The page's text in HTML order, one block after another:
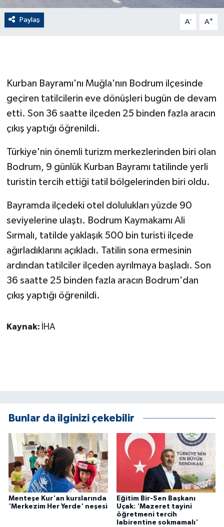
Paylaş A- A+
Kurban Bayramı'nı Muğla'nın Bodrum ilçesinde
geçiren tatilcilerin eve dönüşleri bugün de devam
etti. Son 36 saatte ilçeden 25 binden fazla aracın
çıkış yaptığı öğrenildi.
Türkiye'nin önemli turizm merkezlerinden biri olan
Bodrum, 9 günlük Kurban Bayramı tatilinde yerli
turistin tercih ettiği tatil bölgelerinden biri oldu.
Bayramda ilçedeki otel dolulukları yüzde 90
seviyelerine ulaştı. Bodrum Kaymakamı Ali
Sırmalı, tatilde yaklaşık 500 bin turisti ilçede
ağırladıklarını açıkladı. Tatilin sona ermesinin
ardından tatilciler ilçeden ayrılmaya başladı. Son
36 saatte 25 binden fazla aracın Bodrum'dan
çıkış yaptığı öğrenildi.
Kaynak: İHA
Bunlar da ilginizi çekebilir
Menteşe Kur'an kurslarında
'Merkezim Her Yerde' neşesi
Eğitim Bir-Sen Başkanı
Uçak: 'Mazeret tayini
öğretmeni tercih
labirentine sokmamalı'
English News
Gayrimenkul
GENEL
Güvenlik
İNSAN
Jandarma
Kadın
KÜLTÜR SANAT
Sağlık
SİYASET
SPOR HABERLERİ
TEKNOLOJİ